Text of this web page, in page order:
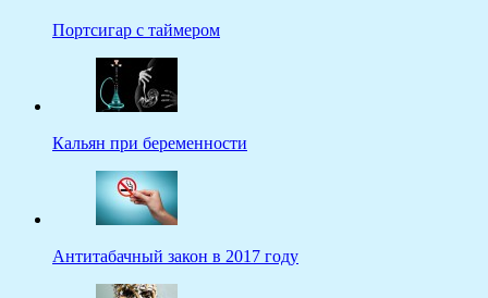
Портсигар с таймером
Кальян при беременности
Антитабачный закон в 2017 году